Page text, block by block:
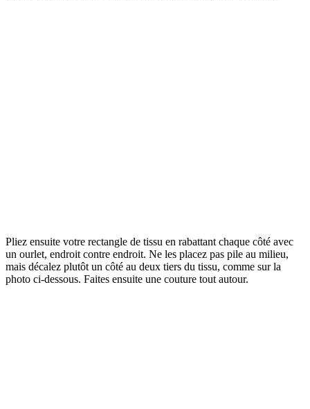
Pliez ensuite votre rectangle de tissu en rabattant chaque côté avec
un ourlet, endroit contre endroit. Ne les placez pas pile au milieu,
mais décalez plutôt un côté au deux tiers du tissu, comme sur la
photo ci-dessous. Faites ensuite une couture tout autour.